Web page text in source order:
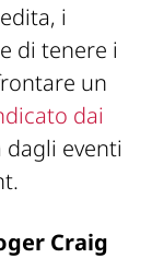
i
di tenere i
un
dai
dagli eventi
.
Craig